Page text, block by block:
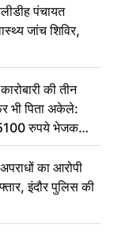
पंचायत
जांच शिविर,
की तीन
भी पिता अकेले:
5100 रुपये भेजकर
हम नहीं आ पाएंगे
का आरोपी
इंदौर पुलिस की